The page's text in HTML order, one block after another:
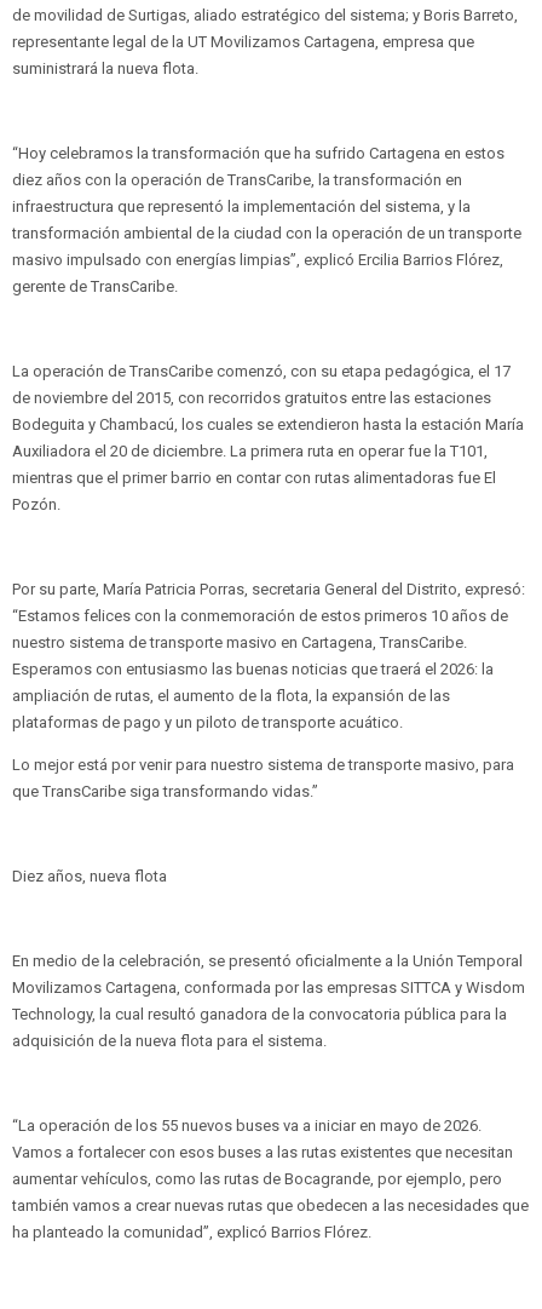
de movilidad de Surtigas, aliado estratégico del sistema; y Boris Barreto,
representante legal de la UT Movilizamos Cartagena, empresa que
suministrará la nueva flota.
“Hoy celebramos la transformación que ha sufrido Cartagena en estos
diez años con la operación de TransCaribe, la transformación en
infraestructura que representó la implementación del sistema, y la
transformación ambiental de la ciudad con la operación de un transporte
masivo impulsado con energías limpias”, explicó Ercilia Barrios Flórez,
gerente de TransCaribe.
La operación de TransCaribe comenzó, con su etapa pedagógica, el 17
de noviembre del 2015, con recorridos gratuitos entre las estaciones
Bodeguita y Chambacú, los cuales se extendieron hasta la estación María
Auxiliadora el 20 de diciembre. La primera ruta en operar fue la T101,
mientras que el primer barrio en contar con rutas alimentadoras fue El
Pozón.
Por su parte, María Patricia Porras, secretaria General del Distrito, expresó:
“Estamos felices con la conmemoración de estos primeros 10 años de
nuestro sistema de transporte masivo en Cartagena, TransCaribe.
Esperamos con entusiasmo las buenas noticias que traerá el 2026: la
ampliación de rutas, el aumento de la flota, la expansión de las
plataformas de pago y un piloto de transporte acuático.
Lo mejor está por venir para nuestro sistema de transporte masivo, para
que TransCaribe siga transformando vidas.”
Diez años, nueva flota
En medio de la celebración, se presentó oficialmente a la Unión Temporal
Movilizamos Cartagena, conformada por las empresas SITTCA y Wisdom
Technology, la cual resultó ganadora de la convocatoria pública para la
adquisición de la nueva flota para el sistema.
“La operación de los 55 nuevos buses va a iniciar en mayo de 2026.
Vamos a fortalecer con esos buses a las rutas existentes que necesitan
aumentar vehículos, como las rutas de Bocagrande, por ejemplo, pero
también vamos a crear nuevas rutas que obedecen a las necesidades que
ha planteado la comunidad”, explicó Barrios Flórez.